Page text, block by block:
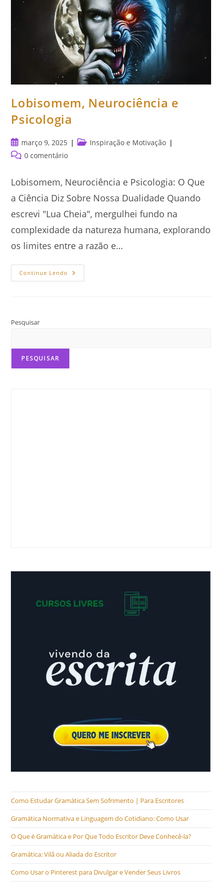
Lobisomem, Neurociência e
Psicologia
Post
publicado:
março 9, 2025
Categoria
Inspiração e Motivação
Comentários
0 comentário
Lobisomem, Neurociência e Psicologia: O Que
a Ciência Diz Sobre Nossa Dualidade Quando
escrevi "Lua Cheia", mergulhei fundo na
complexidade da natureza humana, explorando
os limites entre a razão e…
Continue Lendo Lobisomem,
Neurociência
Pesquisar
PESQUISAR
Como Estudar Gramática Sem Sofrimento | Para Escritores
Gramática Normativa e Linguagem do Cotidiano: Como Usar
O Que é Gramática e Por Que Todo Escritor Deve Conhecê-la?
Gramática: Vilã ou Aliada do Escritor
Como Usar o Pinterest para Divulgar e Vender Seus Livros